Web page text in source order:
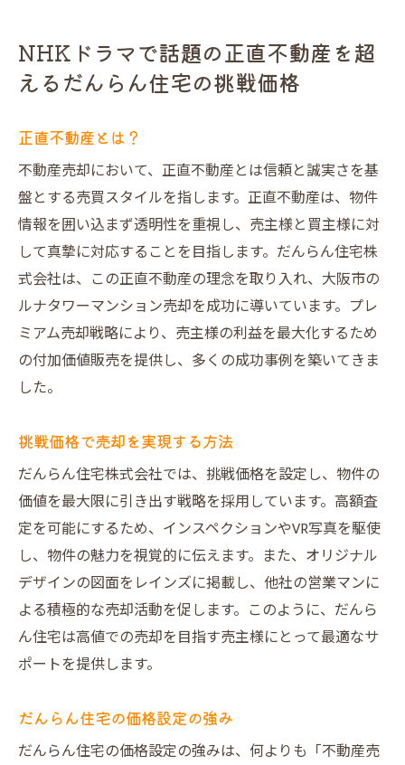
NHKドラマで話題の正直不動産を超
えるだんらん住宅の挑戦価格
正直不動産とは？
不動産売却において、正直不動産とは信頼と誠実さを基
盤とする売買スタイルを指します。正直不動産は、物件
情報を囲い込まず透明性を重視し、売主様と買主様に対
して真摯に対応することを目指します。だんらん住宅株
式会社は、この正直不動産の理念を取り入れ、大阪市の
ルナタワーマンション売却を成功に導いています。プレ
ミアム売却戦略により、売主様の利益を最大化するため
の付加価値販売を提供し、多くの成功事例を築いてきま
した。
挑戦価格で売却を実現する方法
だんらん住宅株式会社では、挑戦価格を設定し、物件の
価値を最大限に引き出す戦略を採用しています。高額査
定を可能にするため、インスペクションやVR写真を駆使
し、物件の魅力を視覚的に伝えます。また、オリジナル
デザインの図面をレインズに掲載し、他社の営業マンに
よる積極的な売却活動を促します。このように、だんら
ん住宅は高値での売却を目指す売主様にとって最適なサ
ポートを提供します。
だんらん住宅の価格設定の強み
だんらん住宅の価格設定の強みは、何よりも「不動産売